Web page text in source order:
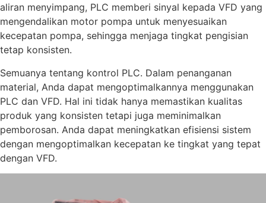
aliran menyimpang, PLC memberi sinyal kepada VFD yang
mengendalikan motor pompa untuk menyesuaikan
kecepatan pompa, sehingga menjaga tingkat pengisian
tetap konsisten.
Semuanya tentang kontrol PLC. Dalam penanganan
material, Anda dapat mengoptimalkannya menggunakan
PLC dan VFD. Hal ini tidak hanya memastikan kualitas
produk yang konsisten tetapi juga meminimalkan
pemborosan. Anda dapat meningkatkan efisiensi sistem
dengan mengoptimalkan kecepatan ke tingkat yang tepat
dengan VFD.